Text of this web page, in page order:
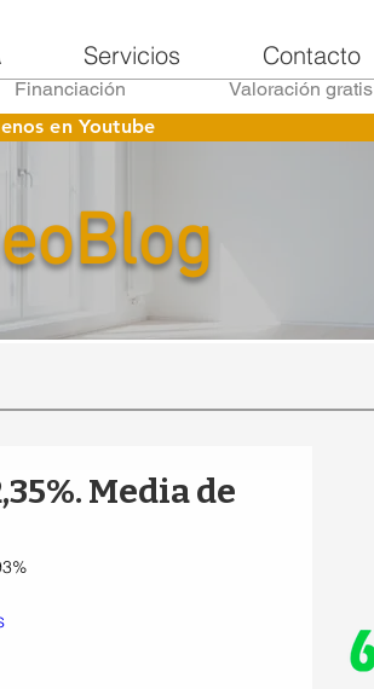
Servicios Contacto
Financiación
Valoración gratis
en Youtube
Media de